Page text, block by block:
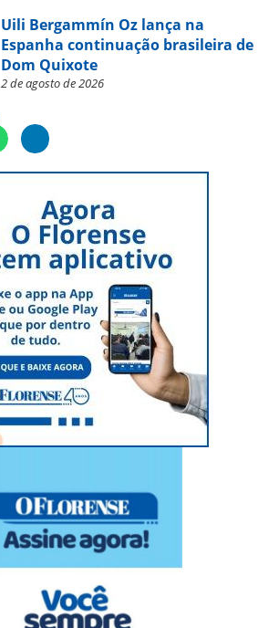
Uili Bergammín Oz lança na
Espanha continuação brasileira de
Dom Quixote
2 de agosto de 2026